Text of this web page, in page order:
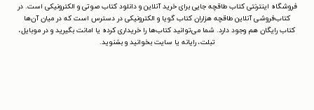
فروشگاه اینترنتی کتاب طاقچه جایی برای خرید آنلاین و دانلود کتاب صوتی و الکترونیکی است. در
کتاب‌فروشی آنلاین طاقچه هزاران کتاب گویا و الکترونیکی در دسترس است که در میان آن‌ها
کتاب رایگان هم وجود دارد. شما می‌توانید کتاب‌ها را خریداری کرده یا امانت بگیرید و در موبایل،
تبلت، رایانه یا سایت بخوانید و بشنوید.